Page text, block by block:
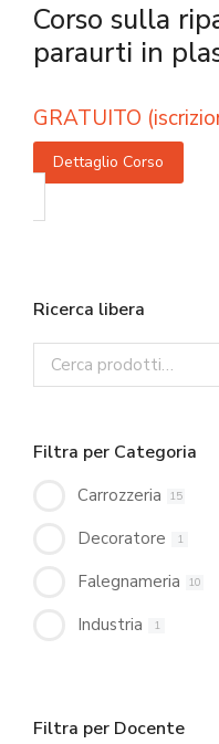
Corso sulla
paraurti in
GRATUITO
Dettaglio Corso
Ricerca libera
Filtra per Categoria
Carrozzeria 15
Decoratore 1
Falegnameria 10
Industria 1
Filtra per Docente